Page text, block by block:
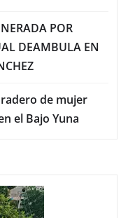
POR
DEAMBULA EN
de mujer
el Bajo Yuna